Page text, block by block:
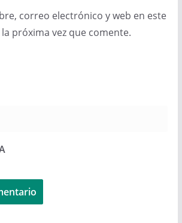
correo electrónico y web en este
próxima vez que comente.